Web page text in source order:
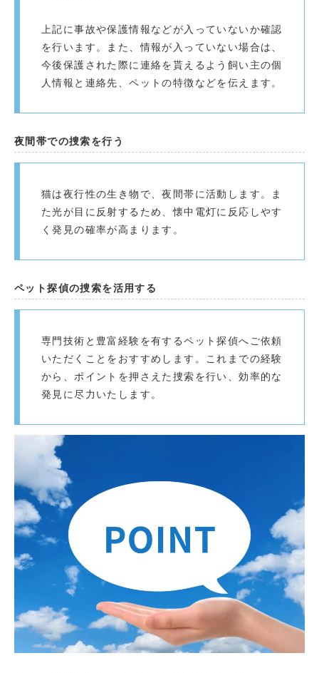
上記に事故や保護情報などが入っていないか確認
を行います。また、情報が入っていない場合は、
今後保護された際に連絡を貰えるよう飼い主の個
人情報と連絡先、ペットの特徴などを伝えます。
夜間帯での捜索を行う
猫は夜行性の生き物で、夜間帯に活動します。ま
た光が目に反射するため、懐中電灯に反応しやす
く発見の確率が高まります。
ペット探偵の捜索を活用する
専門技術と豊富経験を有するペット探偵へご依頼
いただくことをおすすめします。これまでの経験
から、ポイントを押さえた捜索を行い、効率的な
発見に尽力いたします。